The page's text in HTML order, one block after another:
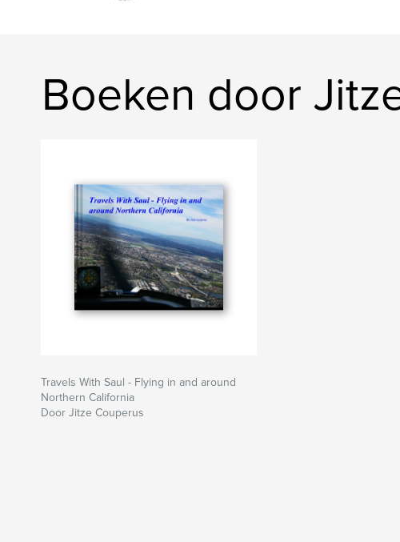
Boeken door
Travels With Saul - Flying in and around
Northern California
Door Jitze Couperus